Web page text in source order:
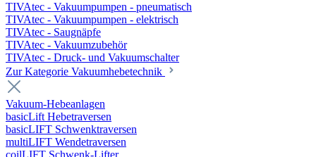
TIVAtec - Vakuumpumpen - pneumatisch
TIVAtec - Vakuumpumpen - elektrisch
TIVAtec - Saugnäpfe
TIVAtec - Vakuumzubehör
TIVAtec - Druck- und Vakuumschalter
Zur Kategorie Vakuumhebetechnik
Vakuum-Hebeanlagen
basicLift Hebetraversen
basicLIFT Schwenktraversen
multiLIFT Wendetraversen